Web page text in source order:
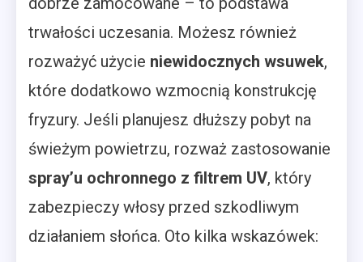
trwałości uczesania. Możesz również
rozważyć użycie niewidocznych wsuwek,
które dodatkowo wzmocnią konstrukcję
fryzury. Jeśli planujesz dłuższy pobyt na
świeżym powietrzu, rozważ zastosowanie
spray’u ochronnego z filtrem UV, który
zabezpieczy włosy przed szkodliwym
działaniem słońca. Oto kilka wskazówek: